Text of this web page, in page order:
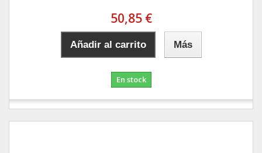
50,85 €
Añadir al carrito Más
En stock